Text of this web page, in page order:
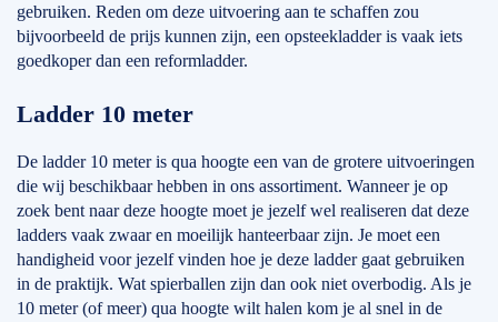
gebruiken. Reden om deze uitvoering aan te schaffen zou
bijvoorbeeld de prijs kunnen zijn, een opsteekladder is vaak iets
goedkoper dan een reformladder.
Ladder 10 meter
De ladder 10 meter is qua hoogte een van de grotere uitvoeringen
die wij beschikbaar hebben in ons assortiment. Wanneer je op
zoek bent naar deze hoogte moet je jezelf wel realiseren dat deze
ladders vaak zwaar en moeilijk hanteerbaar zijn. Je moet een
handigheid voor jezelf vinden hoe je deze ladder gaat gebruiken
in de praktijk. Wat spierballen zijn dan ook niet overbodig. Als je
10 meter (of meer) qua hoogte wilt halen kom je al snel in de